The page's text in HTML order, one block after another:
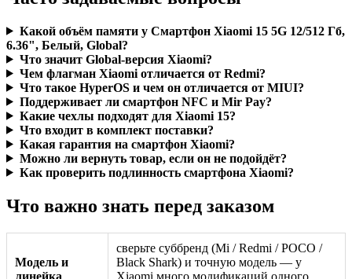
Какой объём памяти у Смартфон Xiaomi 15 5G 12/512 Гб,
6.36", Белый, Global?
Что значит Global-версия Xiaomi?
Чем флагман Xiaomi отличается от Redmi?
Что такое HyperOS и чем он отличается от MIUI?
Поддерживает ли смартфон NFC и Mir Pay?
Какие чехлы подходят для Xiaomi 15?
Что входит в комплект поставки?
Какая гарантия на смартфон Xiaomi?
Можно ли вернуть товар, если он не подойдёт?
Как проверить подлинность смартфона Xiaomi?
Что важно знать перед заказом
Модель и
линейка
сверьте суббренд (Mi / Redmi / POCO /
Black Shark) и точную модель — у
Xiaomi много модификаций одного